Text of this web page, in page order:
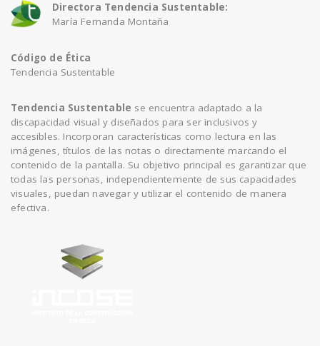
Directora Tendencia Sustentable:
María Fernanda Montaña
Código de Ética
Tendencia Sustentable
Tendencia Sustentable se encuentra adaptado a la
discapacidad visual y diseñados para ser inclusivos y
accesibles. Incorporan características como lectura en las
imágenes, títulos de las notas o directamente marcando el
contenido de la pantalla. Su objetivo principal es garantizar que
todas las personas, independientemente de sus capacidades
visuales, puedan navegar y utilizar el contenido de manera
efectiva.